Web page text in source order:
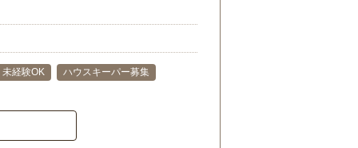
未経験OK
ハウスキーパー募集